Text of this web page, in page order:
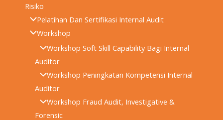
Risiko
Pelatihan Dan Sertifikasi Internal Audit
Workshop
Workshop Soft Skill Capability Bagi Internal
Auditor
Workshop Peningkatan Kompetensi Internal
Auditor
Workshop Fraud Audit, Investigative &
Forensic